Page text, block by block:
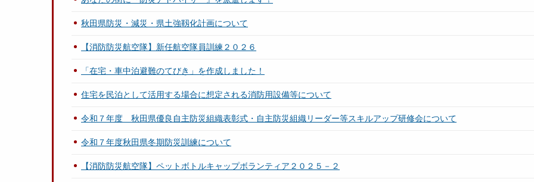
秋田県防災・減災・県土強靱化計画について
【消防防災航空隊】新任航空隊員訓練２０２６
「在宅・車中泊避難のてびき」を作成しました！
住宅を民泊として活用する場合に想定される消防用設備等について
令和７年度 秋田県優良自主防災組織表彰式・自主防災組織リーダー等スキルアップ研修会について
令和７年度秋田県冬期防災訓練について
【消防防災航空隊】ペットボトルキャップボランティア２０２５－２